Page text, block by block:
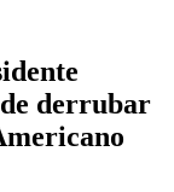
derrubar